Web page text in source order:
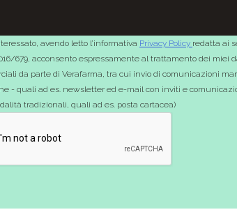
avendo letto l’informativa Privacy Policy redatta ai
679, acconsento espressamente al trattamento dei miei
da parte di Verafarma, tra cui invio di comunicazioni
- quali ad es. newsletter ed e-mail con inviti e
tradizionali, quali ad es. posta cartacea)